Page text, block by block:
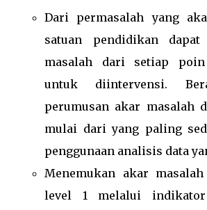
Dari permasalah yang
satuan pendidikan
masalah dari setiap
untuk diintervensi.
perumusan akar masalah
mulai dari yang paling
penggunaan analisis data
Menemukan akar
level 1 melalui